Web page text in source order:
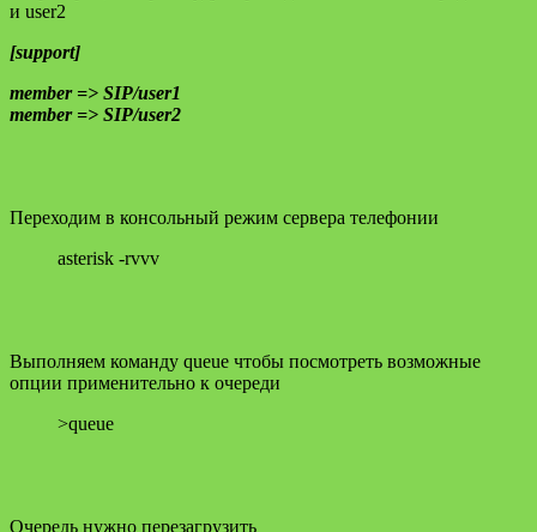
и user2
[support]
member => SIP/user1
member => SIP/user2
Переходим в консольный режим сервера телефонии
asterisk -rvvv
Выполняем команду queue чтобы посмотреть возможные
опции применительно к очереди
>queue
Очередь нужно перезагрузить